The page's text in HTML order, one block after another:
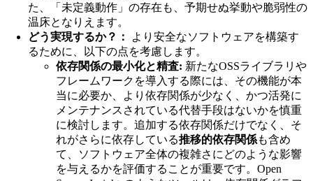
た、「未定義動作」の存在も、予期せぬ挙動や脆弱性の
温床となりえます。
どう実現するか？：
より安全なソフトウェアを構築す
るために、以下の点を考慮します。
依存関係の最小化と精査: 新たなOSSライブラリや
フレームワークを導入する際には、その機能が本
当に必要か、より依存関係が少なく、かつ活発に
メンテナンスされている代替手段はないかを慎重
に検討します。追加する依存関係だけでなく、そ
れがさらに依存している推移的依存関係も含め
て、ソフトウェア全体の複雑さにどのような影響
を与えるかを評価することが重要です。Open